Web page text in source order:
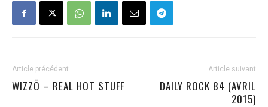
Article précédent
WIZZÖ – REAL HOT STUFF
Article suivant
DAILY ROCK 84 (AVRIL
2015)